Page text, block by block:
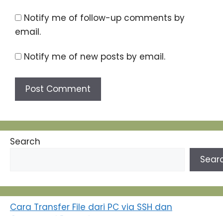
Notify me of follow-up comments by
email.
Notify me of new posts by email.
Search
Cara Transfer File dari PC via SSH dan